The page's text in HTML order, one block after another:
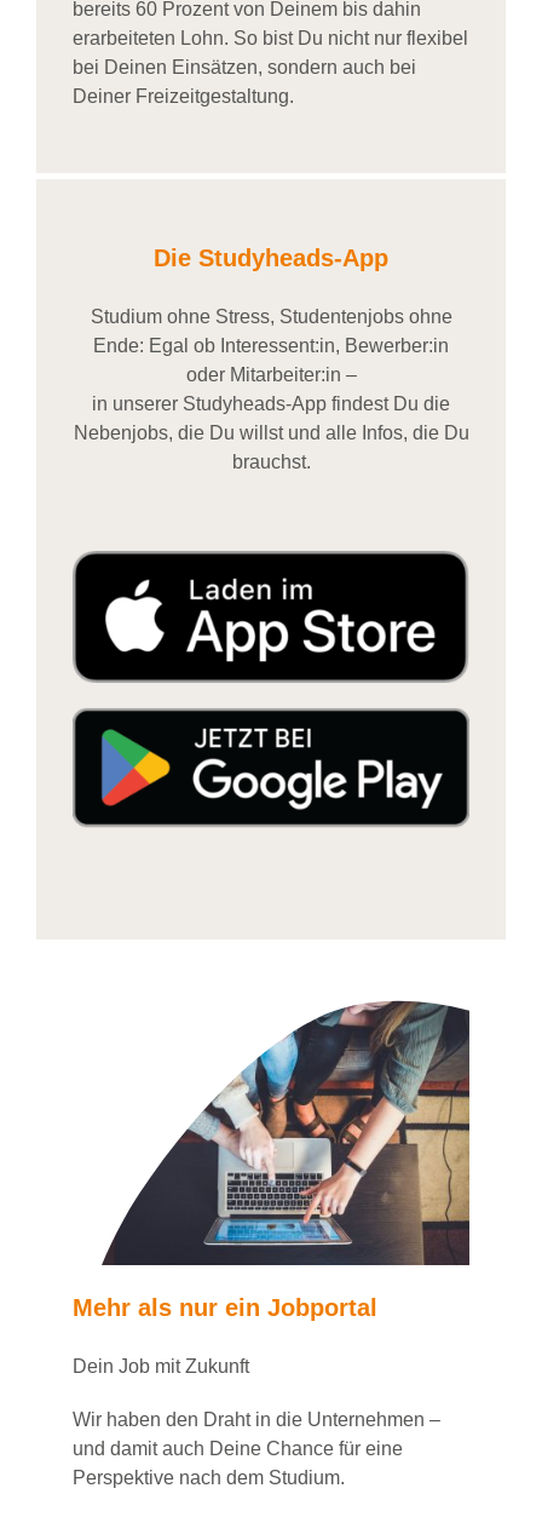
bereits 60 Prozent von Deinem bis dahin
erarbeiteten Lohn. So bist Du nicht nur flexibel
bei Deinen Einsätzen, sondern auch bei
Deiner Freizeitgestaltung.
Die Studyheads-App
Studium ohne Stress, Studentenjobs ohne
Ende: Egal ob Interessent:in, Bewerber:in
oder Mitarbeiter:in –
in unserer Studyheads-App findest Du die
Nebenjobs, die Du willst und alle Infos, die Du
brauchst.
Mehr als nur ein Jobportal
Dein Job mit Zukunft
Wir haben den Draht in die Unternehmen –
und damit auch Deine Chance für eine
Perspektive nach dem Studium.